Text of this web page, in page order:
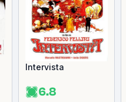
Intervista
6.8